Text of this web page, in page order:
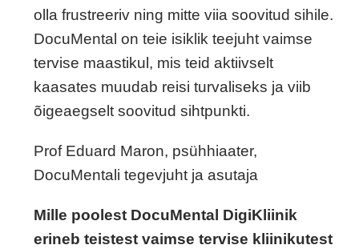
olla frustreeriv ning mitte viia soovitud sihile.
DocuMental on teie isiklik teejuht vaimse
tervise maastikul, mis teid aktiivselt
kaasates muudab reisi turvaliseks ja viib
õigeaegselt soovitud sihtpunkti.
Prof Eduard Maron, psühhiaater,
DocuMentali tegevjuht ja asutaja
Mille poolest DocuMental DigiKliinik
erineb teistest vaimse tervise kliinikutest